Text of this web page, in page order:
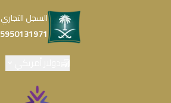
السجل التجاري
5950131971